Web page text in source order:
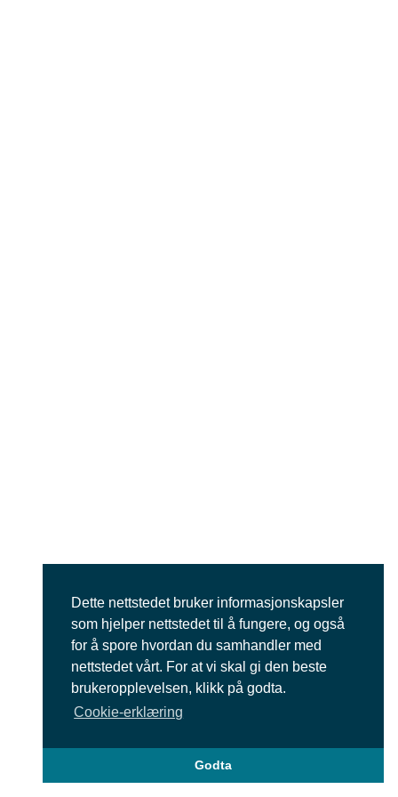
Dette nettstedet bruker informasjonskapsler
som hjelper nettstedet til å fungere, og også
for å spore hvordan du samhandler med
nettstedet vårt. For at vi skal gi den beste
brukeropplevelsen, klikk på godta.
Cookie-erklæring
Godta